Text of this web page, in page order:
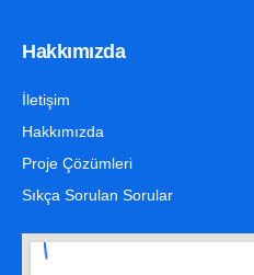
Hakkımızda
İletişim
Hakkımızda
Proje Çözümleri
Sıkça Sorulan Sorular